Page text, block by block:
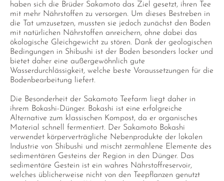
haben sich die Brüder Sakamoto das Ziel gesetzt, ihren Tee
mit mehr Nährstoffen zu versorgen. Um dieses Bestreben in
die Tat umzusetzen, mussten sie jedoch zunächst den Boden
mit natürlichen Nährstoffen anreichern, ohne dabei das
ökologische Gleichgewicht zu stören. Dank der geologischen
Bedingungen in Shibushi ist der Boden besonders locker und
bietet daher eine außergewöhnlich gute
Wasserdurchlässigkeit, welche beste Voraussetzungen für die
Bodenbearbeitung liefert.
Die Besonderheit der Sakamoto Teefarm liegt daher in
ihrem Bokashi-Dünger. Bokashi ist eine erfolgreiche
Alternative zum klassischen Kompost, da er organisches
Material schnell fermentiert. Der Sakamoto Bokashi
verwendet körperverträgliche Nebenprodukte der lokalen
Industrie von Shibushi und mischt zermahlene Elemente des
sedimentären Gesteins der Region in den Dünger. Das
sedimentäre Gestein ist ein wahres Nährstoffreservoir,
welches üblicherweise nicht von den Teepflanzen genutzt